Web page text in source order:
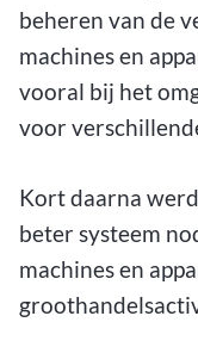
beheren van de
machines en
vooral bij het
voor
Kort daarna
beter systeem
machines en